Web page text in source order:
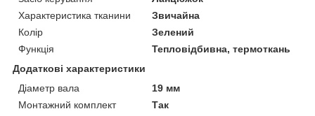
Характеристика тканини
Звичайна
Колір
Зелений
Функція
Тепловідбивна, термоткань
Додаткові характеристики
Діаметр вала
19 мм
Монтажний комплект
Так